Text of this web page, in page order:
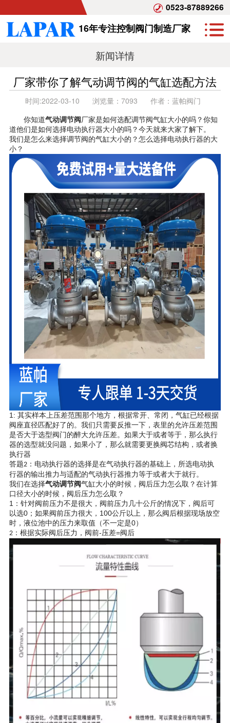
0523-87889266
16年专注控制阀门制造厂家
新闻详情
厂家带你了解气动调节阀的气缸选配方法
时间:2022-03-10 浏览量： 7093 作者： 蓝帕阀门
你知道气动调节阀厂家是如何选配调节阀气缸大小的吗？你知
道他们是如何选择电动执行器大小的吗？今天就来大家了解下。
我们是怎么来选择调节阀的气缸大小的？怎么选择电动执行器的大
小？
1: 其实样本上压差范围那个地方，根据常开、常闭，气缸已经根据
阀座直径匹配好了的。我们只需要反推一下，表里的允许压差范围
是否大于选型阀门的醉大允许压差。如果大于或者等于，那么执行
器的选型就没问题，如果小了，那么就需要更换阀芯结构，或者换
执行器
答题2： 电动执行器的选择是在气动执行器的基础上，所选电动执
行器的输出推力与适配的气动执行器推力等于或者大于就行。
我们在选择气动调节阀气缸大小的时候，阀后压力怎么取？在计算
口径大小的时候，阀后压力怎么取？
1：针对阀前压力不是很大，阀前压力几十公斤的情况下，阀后可
以选0；如果阀前压力很大， 100公斤以上，那么阀后根据现场放空
时，液位池中的压力来取值（不一定是0）
2： 根据实际阀后压力，阀前-压差=阀后